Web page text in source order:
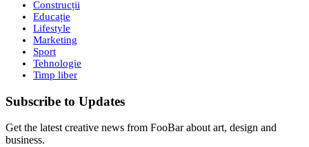
Construcții
Educație
Lifestyle
Marketing
Sport
Tehnologie
Timp liber
Subscribe to Updates
Get the latest creative news from FooBar about art, design and
business.